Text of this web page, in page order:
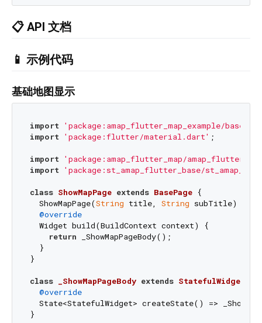
📋 API 文档
📱 示例代码
基础地图显示
import 'package:amap_flutter_map_example/
import 'package:flutter/material.dart' ;
import 'package:amap_flutter_map/
import 'package:st_amap_flutter_base/
class ShowMapPage extends BasePage {
  ShowMapPage(
String title, String subTitle) :
@override
  Widget build(BuildContext context) {
return _ShowMapPageBody();
  }
}
class _ShowMapPageBody extends StatefulWidget
@override
State<StatefulWidget> createState() =>
}